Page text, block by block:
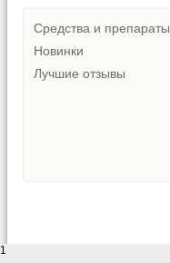
Средства и препараты
Новинки
Лучшие отзывы
1